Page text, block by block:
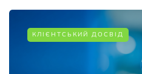
КЛІЄНТСЬКИЙ ДОСВІД